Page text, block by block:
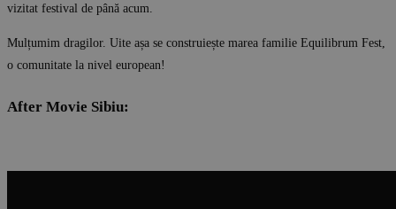
vizitat festival de până acum.
Mulțumim dragilor. Uite așa se construiește marea familie Equilibrum Fest,
o comunitate la nivel european!
After Movie Sibiu: